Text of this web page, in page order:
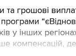
та грошові
у інших
компенсацій,